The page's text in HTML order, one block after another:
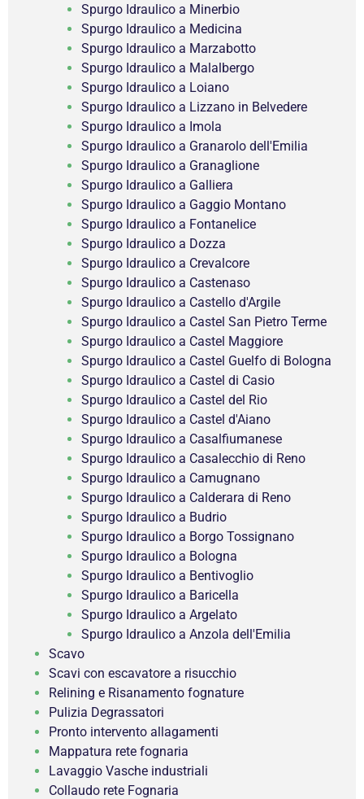
Spurgo Idraulico a Minerbio
Spurgo Idraulico a Medicina
Spurgo Idraulico a Marzabotto
Spurgo Idraulico a Malalbergo
Spurgo Idraulico a Loiano
Spurgo Idraulico a Lizzano in Belvedere
Spurgo Idraulico a Imola
Spurgo Idraulico a Granarolo dell'Emilia
Spurgo Idraulico a Granaglione
Spurgo Idraulico a Galliera
Spurgo Idraulico a Gaggio Montano
Spurgo Idraulico a Fontanelice
Spurgo Idraulico a Dozza
Spurgo Idraulico a Crevalcore
Spurgo Idraulico a Castenaso
Spurgo Idraulico a Castello d'Argile
Spurgo Idraulico a Castel San Pietro Terme
Spurgo Idraulico a Castel Maggiore
Spurgo Idraulico a Castel Guelfo di Bologna
Spurgo Idraulico a Castel di Casio
Spurgo Idraulico a Castel del Rio
Spurgo Idraulico a Castel d'Aiano
Spurgo Idraulico a Casalfiumanese
Spurgo Idraulico a Casalecchio di Reno
Spurgo Idraulico a Camugnano
Spurgo Idraulico a Calderara di Reno
Spurgo Idraulico a Budrio
Spurgo Idraulico a Borgo Tossignano
Spurgo Idraulico a Bologna
Spurgo Idraulico a Bentivoglio
Spurgo Idraulico a Baricella
Spurgo Idraulico a Argelato
Spurgo Idraulico a Anzola dell'Emilia
Scavo
Scavi con escavatore a risucchio
Relining e Risanamento fognature
Pulizia Degrassatori
Pronto intervento allagamenti
Mappatura rete fognaria
Lavaggio Vasche industriali
Collaudo rete Fognaria